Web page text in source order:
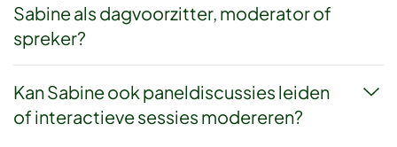
Sabine als dagvoorzitter, moderator of
spreker?
Kan Sabine ook paneldiscussies leiden
of interactieve sessies modereren?